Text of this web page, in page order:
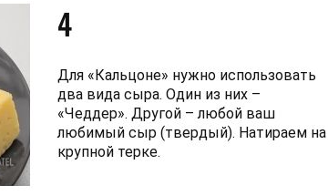
4
Для «Кальцоне» нужно использовать
два вида сыра. Один из них –
«Чеддер». Другой – любой ваш
любимый сыр (твердый). Натираем на
крупной терке.